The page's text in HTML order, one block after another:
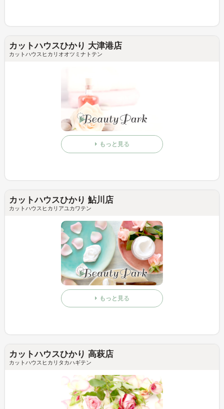
カットハウスひかり 大津港店
カットハウスヒカリオオツミナトテン
もっと見る
カットハウスひかり 鮎川店
カットハウスヒカリアユカワテン
もっと見る
カットハウスひかり 高萩店
カットハウスヒカリタカハギテン